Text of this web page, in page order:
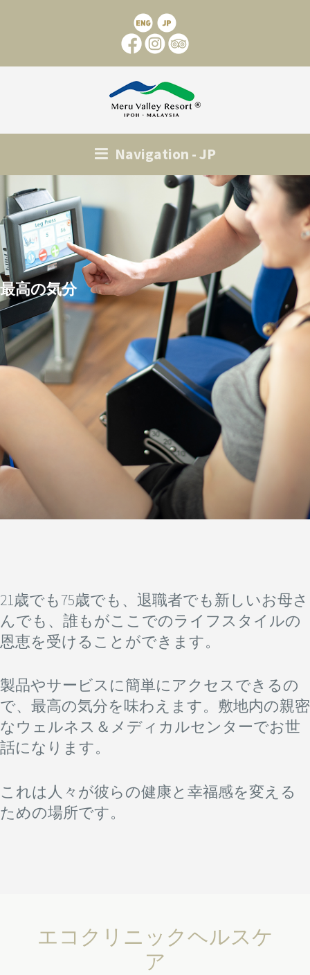
Navigation - JP
最高の気分
21歳でも75歳でも、退職者でも新しいお母さ
んでも、誰もがここでのライフスタイルの
恩恵を受けることができます。
製品やサービスに簡単にアクセスできるの
で、最高の気分を味わえます。敷地内の親密
なウェルネス＆メディカルセンターでお世
話になります。
これは人々が彼らの健康と幸福感を変える
ための場所です。
エコクリニックヘルスケ
ア